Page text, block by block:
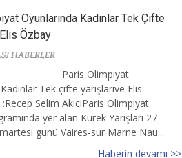
Oyunlarında Kadınlar Tek Çifte
Özbay
HABERLER
Paris Olimpiyat
Tek çifte yarışlarıve Elis
Selim AkıcıParis Olimpiyat
yer alan Kürek Yarışları 27
günü Vaires-sur Marne Nau...
Haberin devamı >>